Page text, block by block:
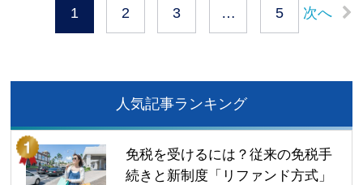
1 2 3 … 5 次へ
人気記事ランキング
免税を受けるには？従来の免税手
続きと新制度「リファンド方式」